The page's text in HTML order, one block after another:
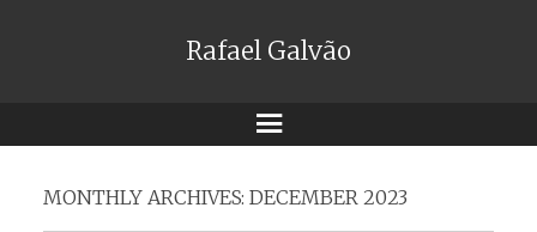
Rafael Galvão
Menu
MONTHLY ARCHIVES: DECEMBER 2023